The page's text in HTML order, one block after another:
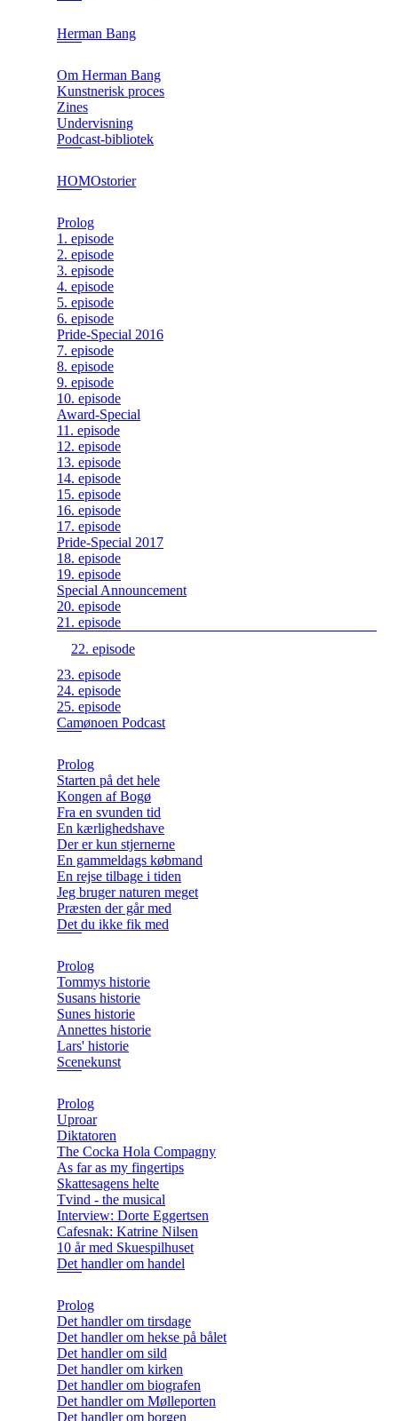
Herman Bang
Om Herman Bang
Kunstnerisk proces
Zines
Undervisning
Podcast-bibliotek
HOMOstorier
Prolog
1. episode
2. episode
3. episode
4. episode
5. episode
6. episode
Pride-Special 2016
7. episode
8. episode
9. episode
10. episode
Award-Special
11. episode
12. episode
13. episode
14. episode
15. episode
16. episode
17. episode
Pride-Special 2017
18. episode
19. episode
Special Announcement
20. episode
21. episode
22. episode
23. episode
24. episode
25. episode
Camønoen Podcast
Prolog
Starten på det hele
Kongen af Bogø
Fra en svunden tid
En kærlighedshave
Der er kun stjernerne
En gammeldags købmand
En rejse tilbage i tiden
Jeg bruger naturen meget
Præsten der går med
Det du ikke fik med
Prolog
Tommys historie
Susans historie
Sunes historie
Annettes historie
Lars' historie
Scenekunst
Prolog
Uproar
Diktatoren
The Cocka Hola Compagny
As far as my fingertips
Skattesagens helte
Tvind - the musical
Interview: Dorte Eggertsen
Cafesnak: Katrine Nilsen
10 år med Skuespilhuset
Det handler om handel
Prolog
Det handler om tirsdage
Det handler om hekse på bålet
Det handler om sild
Det handler om kirken
Det handler om biografen
Det handler om Mølleporten
Det handler om borgen